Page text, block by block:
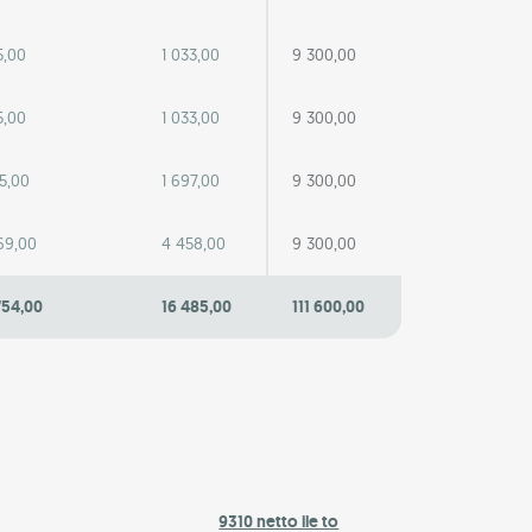
1 033,00 9 300,00
1 033,00 9 300,00
1 697,00 9 300,00
4 458,00 9 300,00
16 485,00 111 600,00
9310 netto ile to